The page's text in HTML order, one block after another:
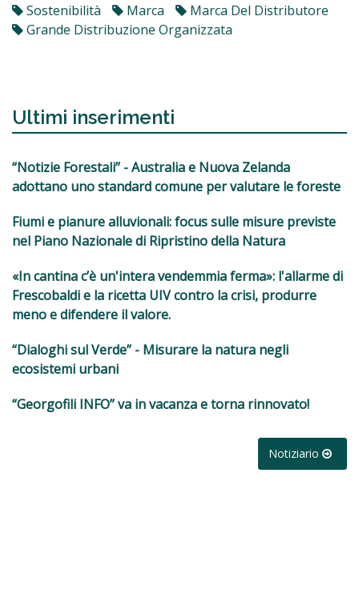
Sostenibilità Marca
Marca Del Distributore
Grande Distribuzione Organizzata
Ultimi inserimenti
“Notizie Forestali” - Australia e Nuova Zelanda
adottano uno standard comune per valutare le foreste
Fiumi e pianure alluvionali: focus sulle misure previste
nel Piano Nazionale di Ripristino della Natura
«In cantina c’è un'intera vendemmia ferma»: l'allarme di
Frescobaldi e la ricetta UIV contro la crisi, produrre
meno e difendere il valore.
“Dialoghi sul Verde” - Misurare la natura negli
ecosistemi urbani
“Georgofili INFO” va in vacanza e torna rinnovato!
Notiziario